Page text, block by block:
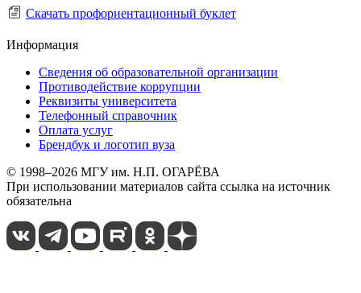
Скачать профориентационный буклет
Информация
Сведения об образовательной организации
Противодействие коррупции
Реквизиты университета
Телефонный справочник
Оплата услуг
Брендбук и логотип вуза
© 1998–2026 МГУ им. Н.П. ОГАРЁВА
При использовании материалов сайта ссылка на источник
обязательна